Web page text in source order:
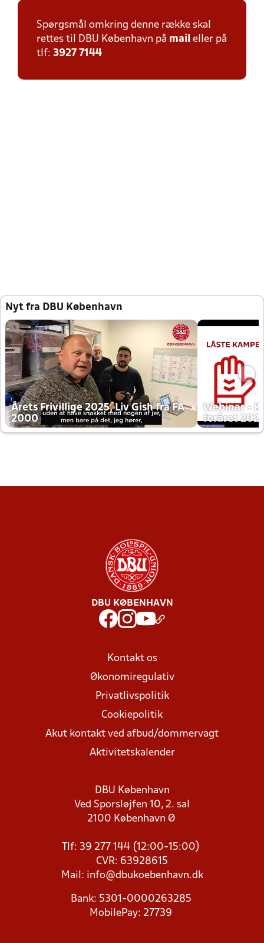
Spørgsmål omkring denne række skal
rettes til DBU København på mail eller på
tlf: 3927 7144
Nyt fra DBU København
Årets Frivillige 2025, Liv Gish fra FA
2000
Webinar -
foråret
DBU KØBENHAVN
Kontakt os
Økonomiregulativ
Privatlivspolitik
Cookiepolitik
Akut kontakt ved afbud/dommervagt
Aktivitetskalender
DBU København
Ved Sporsløjfen 10, 2. sal
2100 København Ø
Tlf: 39 277 144 (12:00-15:00)
CVR: 63928615
Mail: info@dbukoebenhavn.dk
Bank: 5301-0000263285
MobilePay: 27739